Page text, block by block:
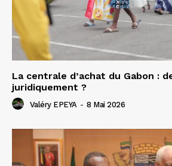
La centrale d’achat du Gabon :
juridiquement ?
Valéry EPEYA - 8 Mai 2026